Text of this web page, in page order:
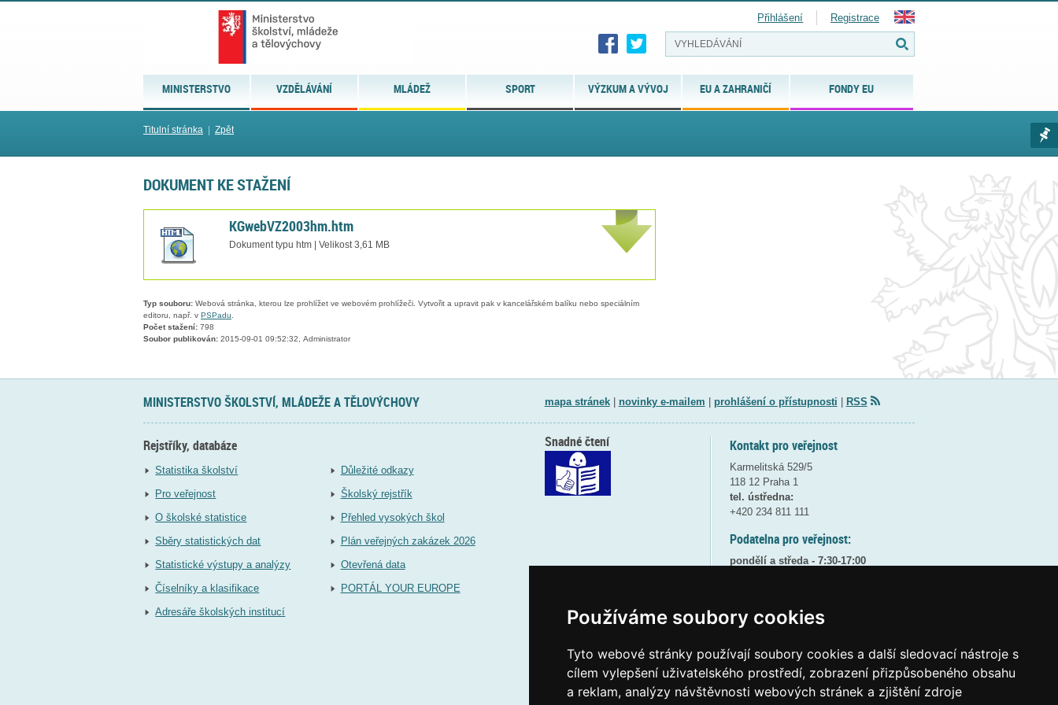
Používáme soubory cookies
Tyto webové stránky používají soubory cookies a další sledovací nástroje s
cílem vylepšení uživatelského prostředí, zobrazení přizpůsobeného obsahu
a reklam, analýzy návštěvnosti webových stránek a zjištění zdroje
MINISTERSTVO VZDĚLÁVÁNÍ MLÁDEŽ SPORT VÝZKUM A VÝVOJ EU A ZAHRANIČÍ FONDY EU
Přihlášení Registrace
Titulní stránka Zpět
DOKUMENT KE STAŽENÍ
KGwebVZ2003hm.htm
Dokument typu htm | Velikost 3,61 MB
Typ souboru: Webová stránka, kterou lze prohlížet ve webovém prohlížeči. Vytvořit a upravit pak v kancelářském balíku nebo speciálním
editoru, např. v PSPadu.
Počet stažení: 798
Soubor publikován: 2015-09-01 09:52:32, Administrator
MINISTERSTVO ŠKOLSTVÍ, MLÁDEŽE A TĚLOVÝCHOVY mapa stránek| novinky e-mailem prohlášení o přístupnosti RSS
Rejstříky, databáze
Statistika školství
Pro veřejnost
O školské statistice
Sběry statistických dat
Statistické výstupy a analýzy
Číselníky a klasifikace
Adresáře školských institucí
Důležité odkazy
Školský rejstřík
Přehled vysokých škol
Plán veřejných zakázek 2026
Otevřená data
PORTÁL YOUR EUROPE
Kontakt pro veřejnost
Karmelitská 529/5
118 12 Praha 1
tel. ústředna:
+420 234 811 111
Podatelna pro veřejnost:
pondělí a středa - 7:30-17:00
8:30 - 9:30 - bezpečnostní přestávka
Elektronická podatelna:
posta@msmtgov cz
Snadné čtení